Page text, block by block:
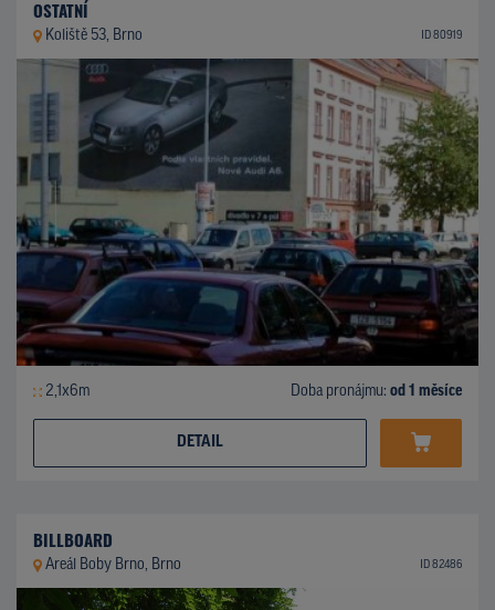
OSTATNÍ
Koliště 53, Brno ID 80919
2,1x6m Doba pronájmu: od 1 měsíce
DETAIL
BILLBOARD
Areál Boby Brno, Brno ID 82486